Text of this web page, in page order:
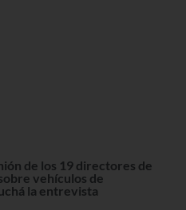
de los 19 directores de
vehículos de
la entrevista